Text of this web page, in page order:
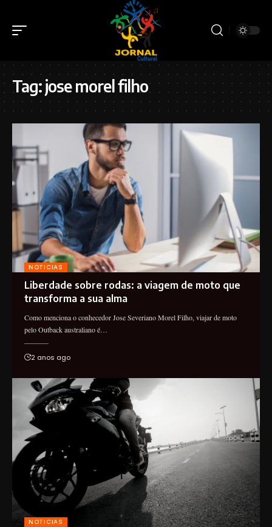
Tag:jose morel filho
NOTICIAS
Liberdade sobre rodas: a viagem de moto que
transforma a sua alma
Como menciona o conhecedor Jose Severiano Morel Filho, viajar de moto
pelo Outback australiano é…
2 anos ago
NOTICIAS